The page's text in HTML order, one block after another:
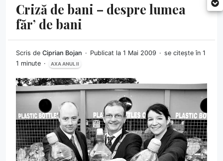
Criză de bani – despre lumea
făr’ de bani
Scris de Ciprian Bojan Publicat la 1 Mai 2009
se citește în 1
1 minute
AXA ANUL II